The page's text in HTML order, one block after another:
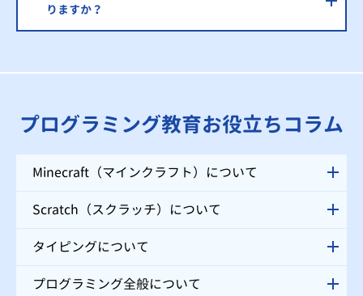
りますか？
プログラミング教育お役立ちコラム
Minecraft（マインクラフト）について
Scratch（スクラッチ）について
タイピングについて
プログラミング全般について